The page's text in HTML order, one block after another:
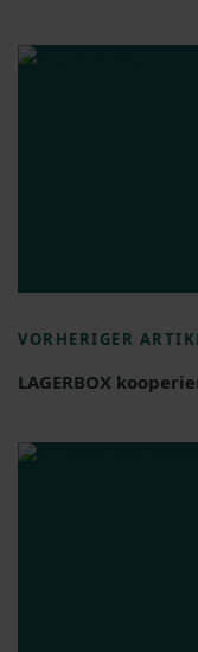
VORHERIGER
LAGERBOX